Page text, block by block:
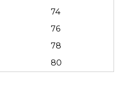
74
76
78
80